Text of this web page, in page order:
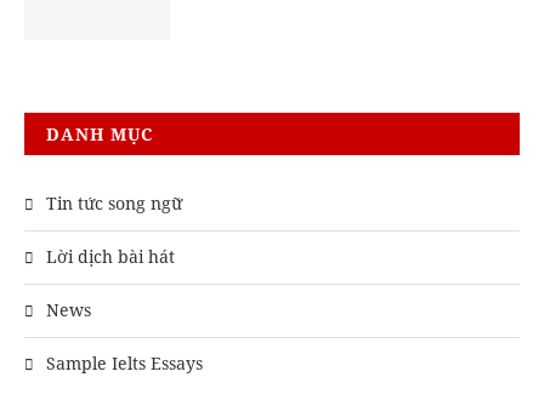
DANH MỤC
Tin tức song ngữ
Lời dịch bài hát
News
Sample Ielts Essays